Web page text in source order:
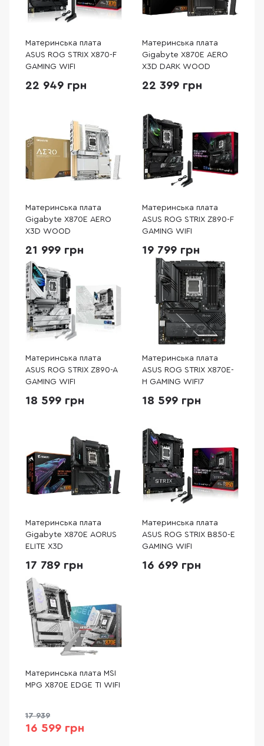
Материнська плата
ASUS ROG STRIX X870-F
GAMING WIFI
22 949 грн
Материнська плата
Gigabyte X870E AERO
X3D DARK WOOD
22 399 грн
Материнська плата
Gigabyte X870E AERO
X3D WOOD
21 999 грн
Материнська плата
ASUS ROG STRIX Z890-F
GAMING WIFI
19 799 грн
Материнська плата
ASUS ROG STRIX Z890-A
GAMING WIFI
18 599 грн
Материнська плата
ASUS ROG STRIX X870E-
H GAMING WIFI7
18 599 грн
Материнська плата
Gigabyte X870E AORUS
ELITE X3D
17 789 грн
Материнська плата
ASUS ROG STRIX B850-E
GAMING WIFI
16 699 грн
Материнська плата MSI
MPG X870E EDGE TI WIFI
17 939
16 599 грн